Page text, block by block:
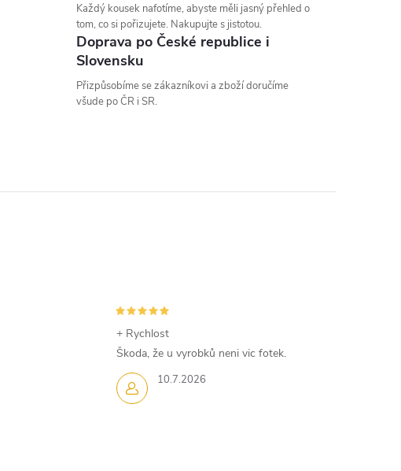
Každý kousek nafotíme, abyste měli jasný přehled o
tom, co si pořizujete. Nakupujte s jistotou.
Doprava po České republice i
Slovensku
Přizpůsobíme se zákazníkovi a zboží doručíme
všude po ČR i SR.
10.7.2026
+ Rychlost
Škoda, že u vyrobků neni vic fotek.